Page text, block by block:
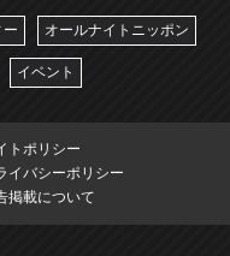
ー オールナイトニッポン
イベント
トポリシー
イバシーポリシー
掲載について